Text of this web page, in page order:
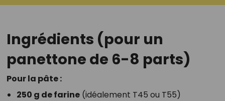
Ingrédients (pour un
panettone de 6-8 parts)
Pour la pâte :
250 g de farine(idéalement T45 ou T55)